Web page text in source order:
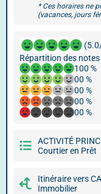
* Ces horaires ne
(vacances, jours
Répartition des notes
100 %
00 %
00 %
00 %
00 %
ACTIVITÉ
Courtier en Prêt
Itinéraire vers
Immobilier